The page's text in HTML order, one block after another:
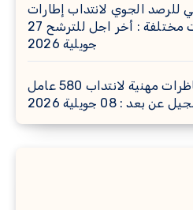
للرصد الجوي لانتداب إطارات
وأعوان في اختصاصات مختلفة : أخر اجل للترشح 27
جويلية 2026
وزارة التربية : فتح مناظرات مهنية لانتداب 580 عامل
: 08 جويلية 2026